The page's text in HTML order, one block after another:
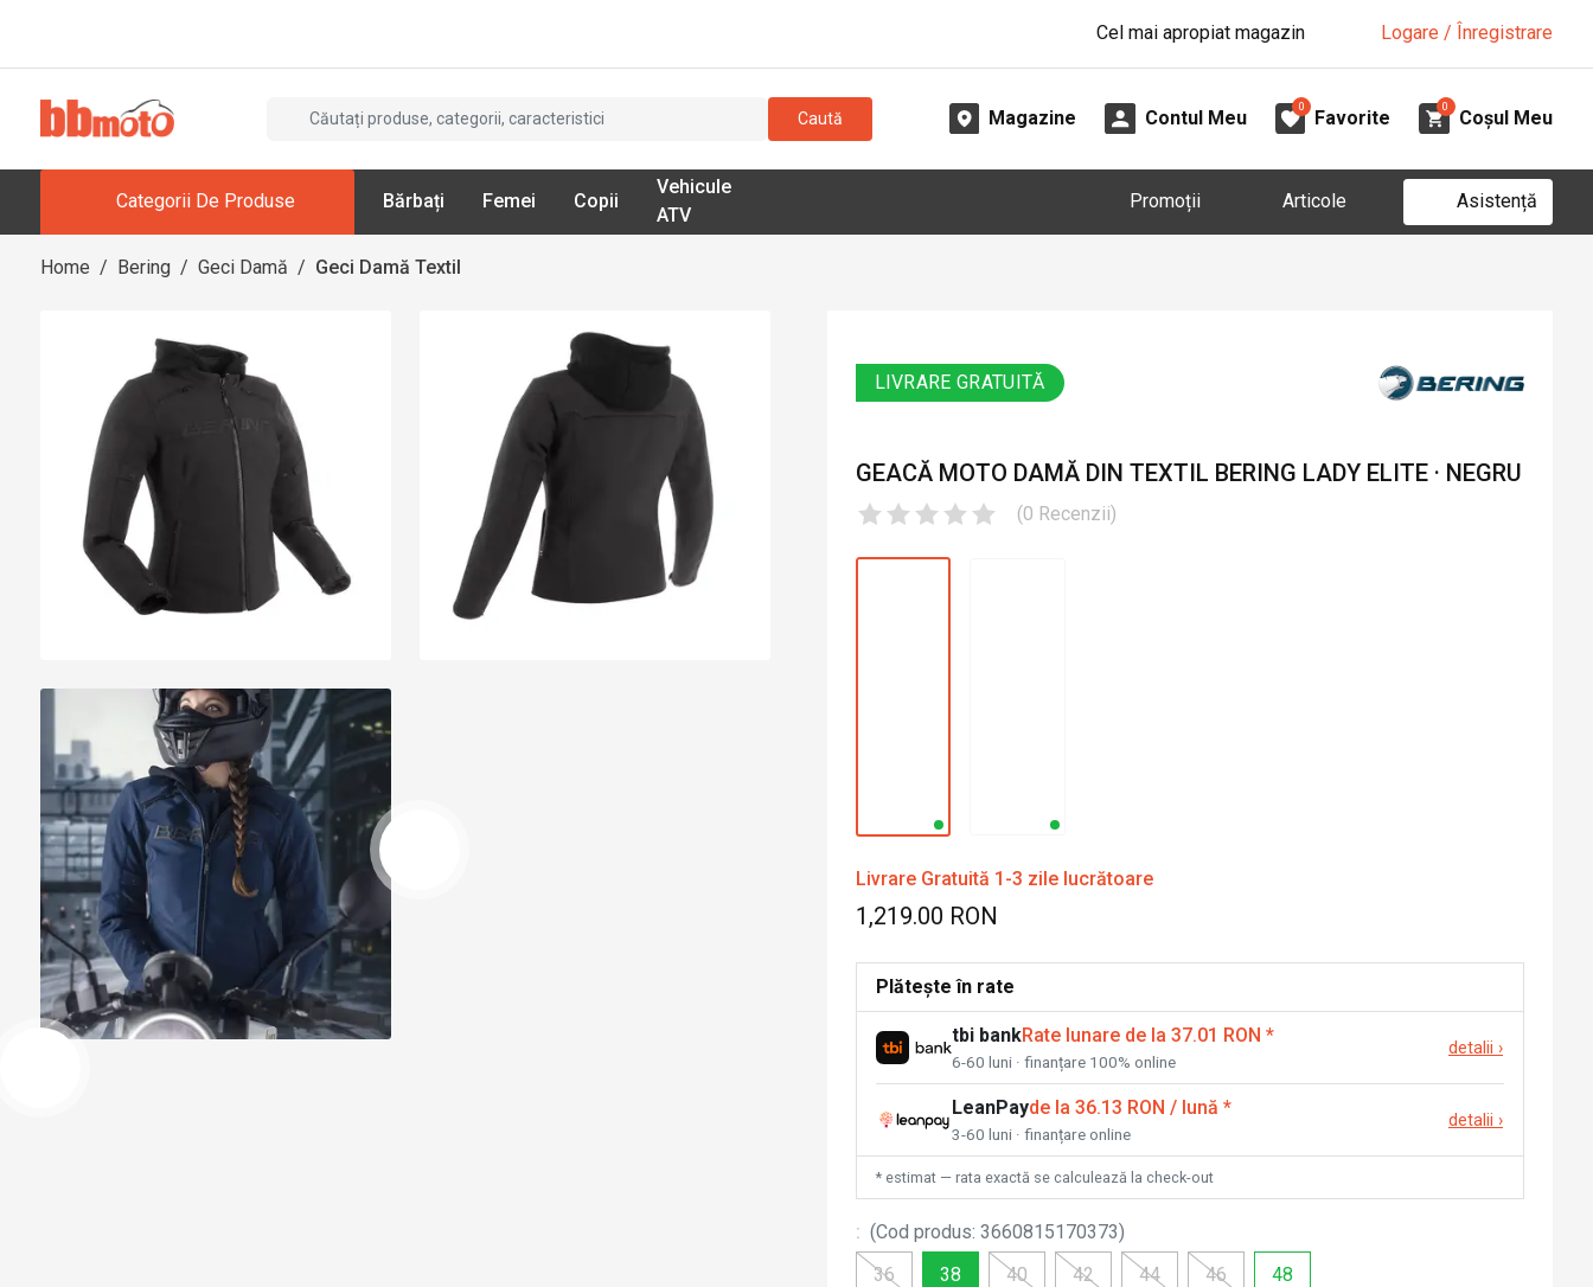
Cel mai apropiat magazin Logare / Înregistrare
Caută Magazine Contul Meu
0
Favorite
0
Coșul Meu
Categorii De Produse Bărbați Femei Copii
Vehicule
ATV
Promoții Articole Asistență
Home / Bering / Geci Damă / Geci Damă Textil
LIVRARE GRATUITĂ
GEACĂ MOTO DAMĂ DIN TEXTIL BERING LADY ELITE · NEGRU
(0 Recenzii)
Livrare Gratuită 1-3 zile lucrătoare
1,219.00 RON
Plătește în rate
tbi bankRate lunare de la 37.01 RON *
6-60 luni · finanțare 100% online
detalii ›
LeanPayde la 36.13 RON / lună *
3-60 luni · finanțare online
detalii ›
* estimat — rata exactă se calculează la check-out
: (Cod produs: 3660815170373)
36
38 40 42 44 46 48